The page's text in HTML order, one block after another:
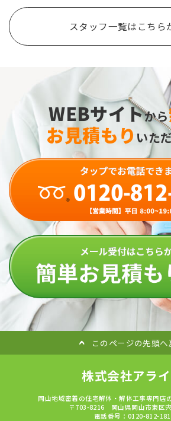
スタッフ一覧はこちら
WEBサイトから
お見積もり いた
このページの先頭へ
株式会社アラ
岡山地域密着の住宅解体・解体工事専門店
〒703-8216 岡山県岡山市東区
電話番号：0120-812-181